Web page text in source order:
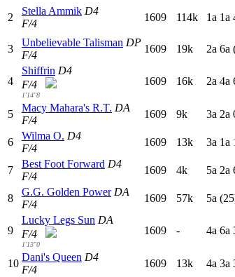
2
Stella Ammik D4
F/4
1609 114k 1a 1a
3
Unbelievable Talisman DP
F/4
1609 19k 2a 6a
4
Shiffrin D4
F/4
1'14"8
1609 16k 2a 4a
5
Macy Mahara's R.T. DA
F/4
1609 9k 3a 2a
6
Wilma O. D4
F/4
1609 13k 3a 1a
7
Best Foot Forward D4
F/4
1609 4k 5a 2a
8
G.G. Golden Power DA
F/4
1609 57k 5a
9
Lucky Legs Sun DA
F/4
1'13"0
1609 - 4a 6a
10
Dani's Queen D4
F/4
1609 13k 4a 3a